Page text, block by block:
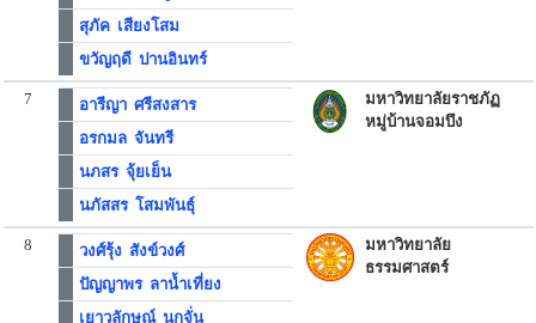
สุภัค เสียงโสม
ขวัญฤดี ปานอินทร์
7
อารีญา ศรีสงสาร
อรกมล จันทรี
นภสร จุ้ยเย็น
นภัสสร โสมพันธุ์
มหาวิทยาลัยราชภัฏ
หมู่บ้านจอมบึง
8
วงศ์รุ้ง สังข์วงศ์
ปัญญาพร ลาน้ำเที่ยง
เยาวลักษณ์ นกจั่น
มหาวิทยาลัย
ธรรมศาสตร์